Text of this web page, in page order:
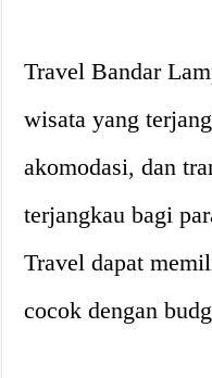
Travel Bandar
wisata yang
akomodasi, dan
terjangkau bagi
Travel dapat
cocok dengan